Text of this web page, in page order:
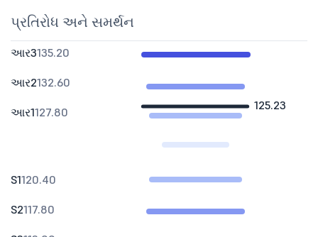
પ્રતિરોધ અને સમર્થન
125.23
આર3135.20
આર2132.60
આર1127.80
S1120.40
S2117.80